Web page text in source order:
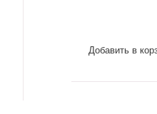
Добавить в